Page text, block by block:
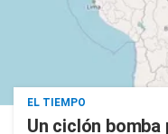
EL TIEMPO
Un ciclón bomba